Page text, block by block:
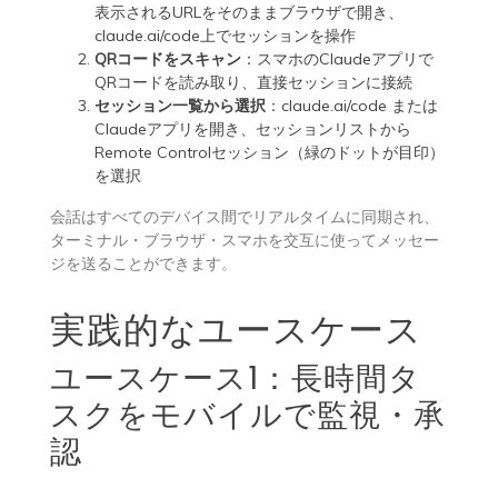
表示されるURLをそのままブラウザで開き、
claude.ai/code上でセッションを操作
QRコードをスキャン：スマホのClaudeアプリで
QRコードを読み取り、直接セッションに接続
セッション一覧から選択 ： claude.ai/code または
Claudeアプリを開き、セッションリストから
Remote Controlセッション（緑のドットが目印）
を選択
会話はすべてのデバイス間でリアルタイムに同期され、
ターミナル・ブラウザ・スマホを交互に使ってメッセー
ジを送ることができます。
実践的なユースケース
ユースケース1：長時間タ
スクをモバイルで監視・承
認